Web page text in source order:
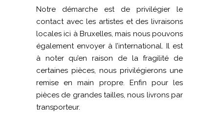
Notre démarche est de privilégier le
contact avec les artistes et des livraisons
locales ici à Bruxelles, mais nous pouvons
également envoyer à l’international. Il est
à noter qu’en raison de la fragilité de
certaines pièces, nous privilégierons une
remise en main propre. Enfin pour les
pièces de grandes tailles, nous livrons par
transporteur.